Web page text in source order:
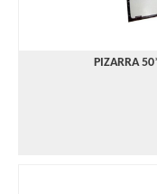
PIZARRA